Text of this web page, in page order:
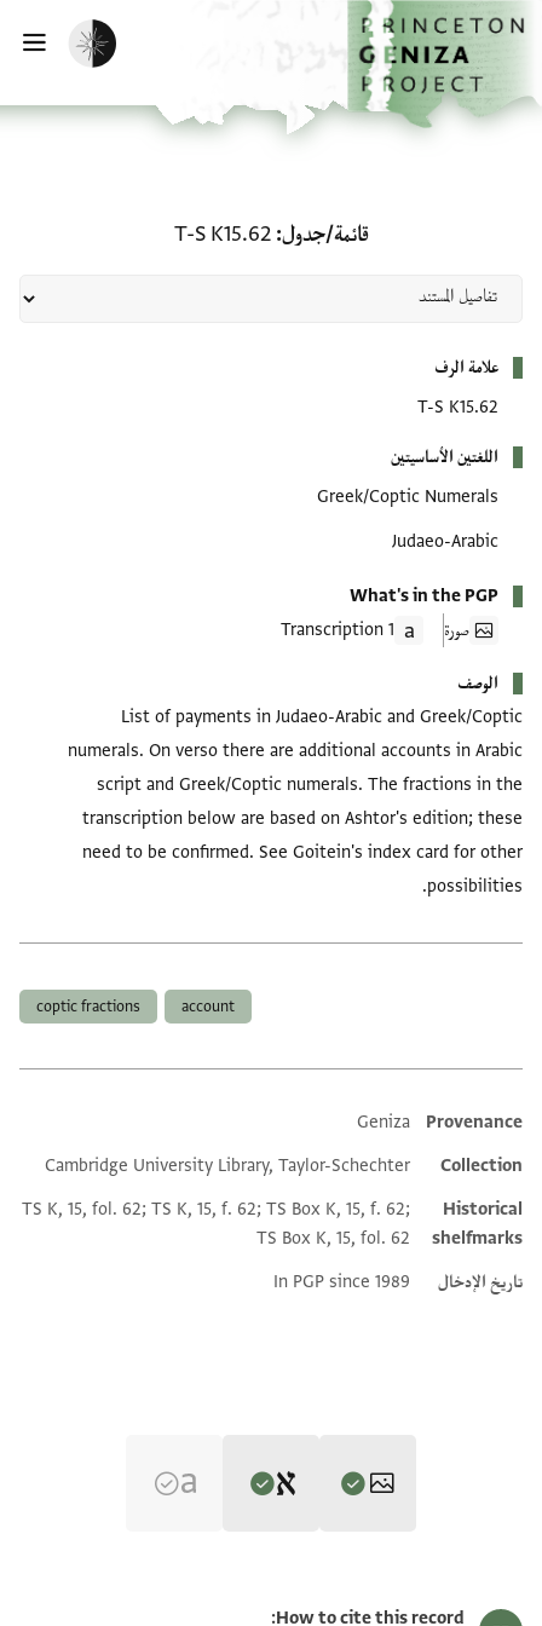
إلى المحتوى الرئيسي
الرئيسية
تفعيل الوضع المظلم
قائمة/جدول T-S K15.62
علامة الرف
T-S K15.62
اللغتين الأساسيتين
Greek/Coptic Numerals
Judaeo-Arabic
What's in the PGP
صورة
1 Transcription
الوصف
List of payments in Judaeo-Arabic and Greek/Coptic
numerals. On verso there are additional accounts in Arabic
script and Greek/Coptic numerals. The fractions in the
transcription below are based on Ashtor's edition; these
need to be confirmed. See Goitein's index card for other
possibilities.
account
coptic fractions
Additional metadata
Provenance
Geniza
Collection
Cambridge University Library, Taylor-Schechter
Historical
shelfmarks
TS K, 15, fol. 62; TS K, 15, f. 62; TS Box K, 15, f. 62;
TS Box K, 15, fol. 62
تاريخ الإدخال
In PGP since 1989
History of the Jews in Egypt and Syria under the
How to cite this record: